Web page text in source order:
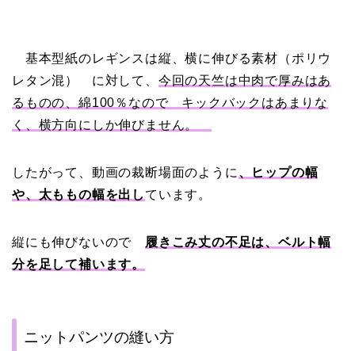
基本型紙のレギンスは縦、横に伸びる素材（ポリウ
レタン混） に対して、 今回の天竺は中肉で厚みはあ
るものの、綿100％なので キックバックはあまりな
く、横方向にしか伸びません。
したがって、動画の裁断場面のように 、ヒップの幅
や、太ももの幅を出しています。
縦にも伸びないので 履きこみ丈の不足は、ベルト幅
分を足して補います。
ニットパンツの縫い方